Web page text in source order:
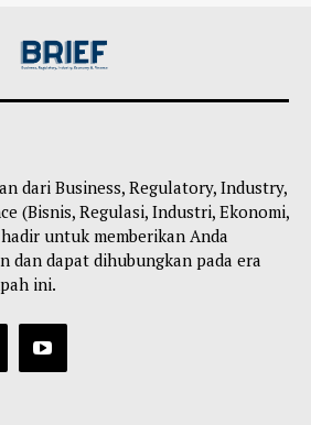
dari Business, Regulatory, Industry,
(Bisnis, Regulasi, Industri, Ekonomi,
untuk memberikan Anda
dan dapat dihubungkan pada era
ini.